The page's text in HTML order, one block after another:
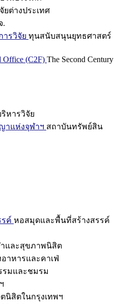
ยต่างประเทศ
.
รวิจัย ทุนสนับสนุนยุทธศาสตร์
Office (C2F) The Second Century
หารวิจัย
าแห่งจุฬาฯ สถาบันทรัพย์สิน
ค์ หอสมุดและพื้นที่สร้างสรรค์
และสุขภาพนิสิต
อาหารและคาเฟ่
รมและชมรม
นิสิตในกรุงเทพฯ